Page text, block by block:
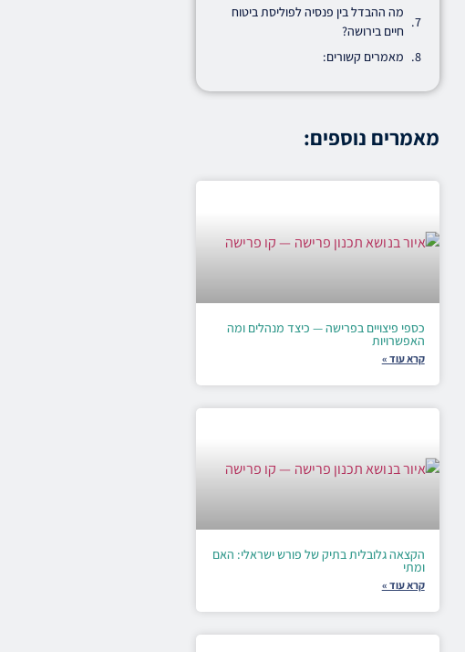
מה ההבדל בין פנסיה לפוליסת ביטוח
חיים בירושה?
מאמרים קשורים:
מאמרים נוספים:
כספי פיצויים בפרישה — כיצד מנהלים ומה
האפשרויות
קרא עוד »
הקצאה גלובלית בתיק של פורש ישראלי: האם
ומתי
קרא עוד »